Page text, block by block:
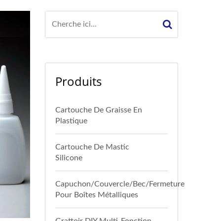
Produits
Cartouche De Graisse En
Plastique
Cartouche De Mastic
Silicone
Capuchon/Couvercle/Bec/Fermeture
Pour Boîtes Métalliques